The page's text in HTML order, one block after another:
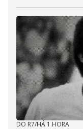
DO R7/HÁ 1 HORA